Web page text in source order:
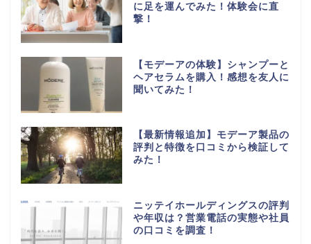
に足を運んでみた！体験会に直
撃！
【モデーアの体験】シャンプーと
ヘアセラムを購入！感想を友人に
聞いてみた！
【最新情報追加】モデーア製品の
評判と特徴を口コミから検証して
みた！
ニッテイホールディングスの評判
や年収は？営業電話の実態や社員
の口コミを調査！